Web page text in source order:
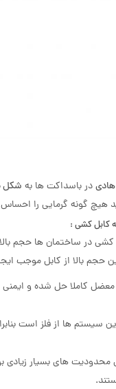
در باسداکت ها به شکل
گونه گرمایی را احساس
در ساختمان ها حجم
بالا از کابل موجب
کاملا حل شده و
سیستم ها از فلز است
های بسیار زیادی